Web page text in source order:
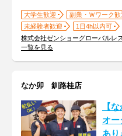
大学生歓迎 副業・Ｗワーク歓
未経験者歓迎
1日4h以内可
株式会社ゼンショーグローバルレ
一覧を見る
なか卯 釧路桂店
【
オー
あり